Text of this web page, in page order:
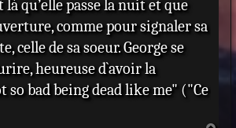
qu’elle passe la nuit et que
comme pour signaler sa
celle de sa soeur. George se
heureuse d`avoir la
bad being dead like me" ("Ce